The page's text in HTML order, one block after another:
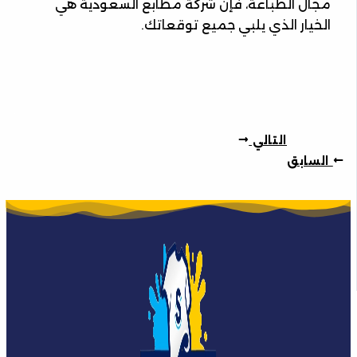
مجال الطباعة، فإن شركة مطابع السعودية هي
الخيار الذي يلبي جميع توقعاتك.
السابق
التالي